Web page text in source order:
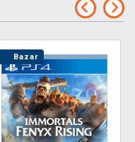
Bazar